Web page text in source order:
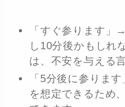
「すぐ参ります
し10分後かもしれ
は、不安を与える
「5分後に参りま
を想定できるため